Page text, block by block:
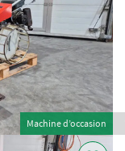
Machine d’occasion